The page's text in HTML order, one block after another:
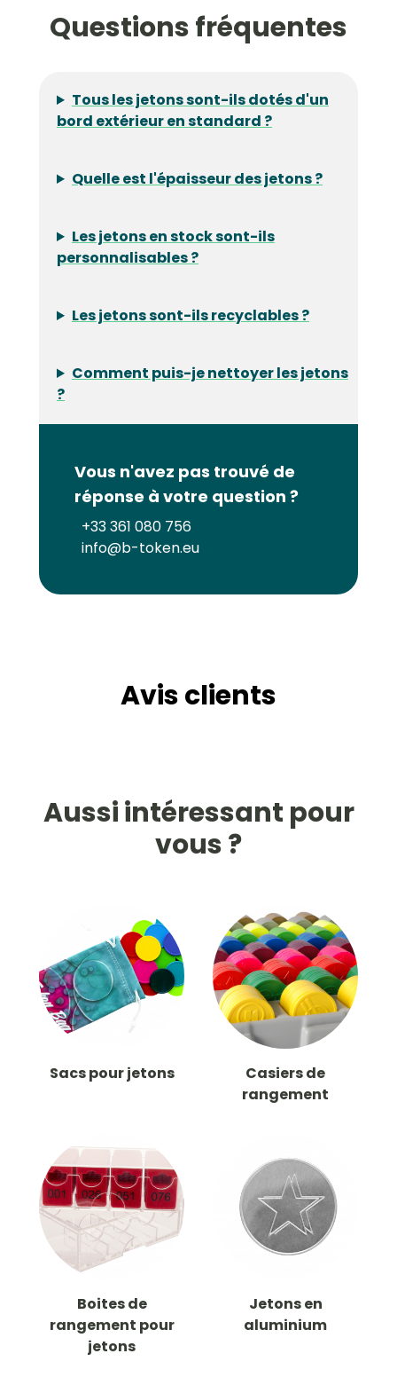
Questions fréquentes
Tous les jetons sont-ils dotés d'un
bord extérieur en standard ?
Quelle est l'épaisseur des jetons ?
Les jetons en stock sont-ils
personnalisables ?
Les jetons sont-ils recyclables ?
Comment puis-je nettoyer les jetons
?
Vous n'avez pas trouvé de
réponse à votre question ?
+33 361 080 756
info@b-token.eu
Avis clients
Aussi intéressant pour
vous ?
Sacs pour jetons
Casiers de
rangement
Boites de
rangement pour
jetons
Jetons en
aluminium